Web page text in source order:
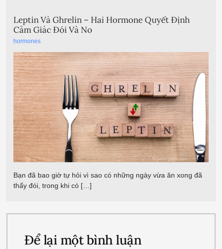
Leptin Và Ghrelin – Hai Hormone Quyết Định
Cảm Giác Đói Và No
hormones
Bạn đã bao giờ tự hỏi vì sao có những ngày vừa ăn xong đã
thấy đói, trong khi có […]
Để lại một bình luận